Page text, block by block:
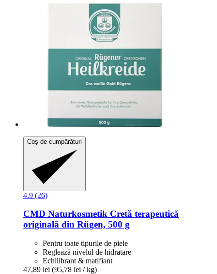
Coș de cumpărături
4.9 (26)
CMD Naturkosmetik Cretă terapeutică
originală din Rügen, 500 g
Pentru toate tipurile de piele
Reglează nivelul de hidratare
Echilibrant & matifiant
47,89 lei (95,78 lei / kg)